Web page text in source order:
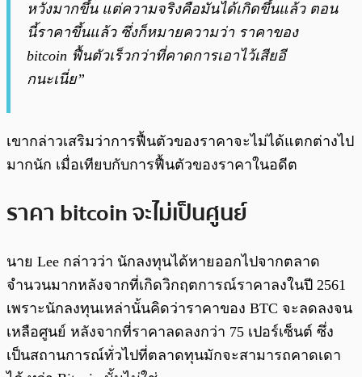
หวังมากขึ้น แต่ความจริงคือมันได้เกิดขึ้นแล้ว ตอน
นี้ราคาขึ้นแล้ว ซึ่งก็หมายความว่า ราคาของ
bitcoin ฟื้นตัวเร็วกว่าที่คาดการเอาไว้เสียอี
กนะเนี่ย”
เขากล่าวเสริมว่าการฟื้นตัวของราคาจะไม่ได้แตกต่างไป
มากนัก เมื่อเทียบกับการฟื้นตัวของราคาในอดีต
ราคา bitcoin จะไม่เป็นศูนย์
นาย Lee กล่าวว่า นักลงทุนได้หายออกไปจากตลาด
จำนวนมากหลังจากที่เกิดวิกฤตการณ์ราคาลงในปี 2561
เพราะนักลงทุนเหล่านั้นคิดว่าราคาของ BTC จะลดลงจน
เหลือศูนย์ หลังจากที่ราคาลดลงกว่า 75 เปอร์เซ็นต์ ซึ่ง
เป็นสถานการณ์ทั่วไปที่ตลาดทุนมักจะสามารถคาดเดา